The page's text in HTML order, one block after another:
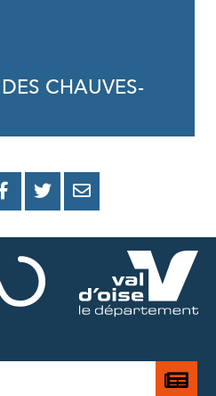
CHAUVES-
PARTAGER
FACEBOOK
PARTAGER
PARTAGER
MAIL
Je